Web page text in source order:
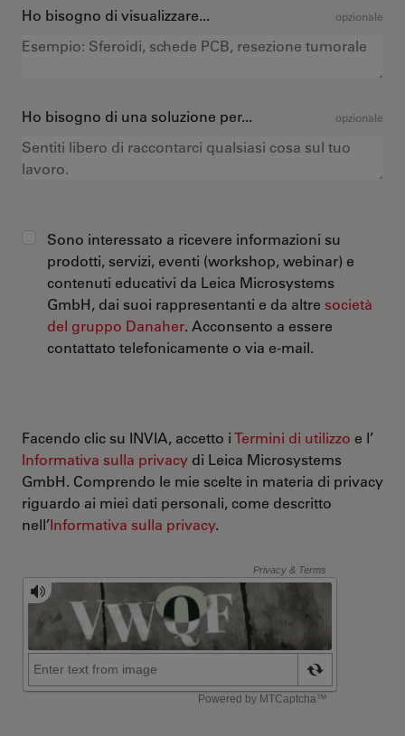
Ho bisogno di visualizzare... opzionale
Ho bisogno di una soluzione per... opzionale
Sono interessato a ricevere informazioni su
prodotti, servizi, eventi (workshop, webinar) e
contenuti educativi da Leica Microsystems
GmbH, dai suoi rappresentanti e da altre società
del gruppo Danaher. Acconsento a essere
contattato telefonicamente o via e-mail.
Facendo clic su INVIA, accetto iTermini di utilizzo e l’
Informativa sulla privacy di Leica Microsystems
GmbH. Comprendo le mie scelte in materia di privacy
riguardo ai miei dati personali, come descritto
nell’Informativa sulla privacy.